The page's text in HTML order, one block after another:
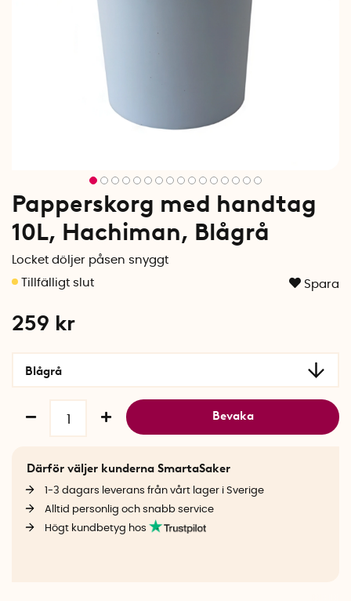
Papperskorg med handtag
10L, Hachiman, Blågrå
Locket döljer påsen snyggt
Spara
259 kr
Blågrå
Bevaka
Därför väljer kunderna SmartaSaker
1-3 dagars leverans från vårt lager i Sverige
Alltid personlig och snabb service
Högt kundbetyg hos